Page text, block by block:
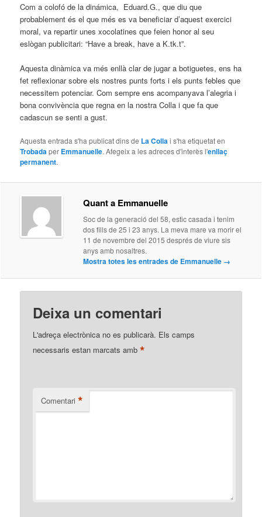
Com a colofó de la dinámica, Eduard.G., que diu que
probablement és el que més es va beneficiar d’aquest exercici
moral, va repartir unes xocolatines que feien honor al seu
eslògan publicitari: “Have a break, have a K.tk.t”.
Aquesta dinàmica va més enllà clar de jugar a botiguetes, ens ha
fet reflexionar sobre els nostres punts forts i els punts febles que
necessitem potenciar. Com sempre ens acompanyava l’alegria i
bona convivència que regna en la nostra Colla i que fa que
cadascun se senti a gust.
Aquesta entrada s'ha publicat dins de La Collai s'ha etiquetat en
Trobadaper Emmanuelle. Afegeix a les adreces d'interès l'enllaç
permanent.
Quant a Emmanuelle
Soc de la generació del 58, estic casada i tenim
dos fills de 25 i 23 anys. La meva mare va morir el
11 de novembre del 2015 després de viure sis
anys amb nosaltres.
Mostra totes les entrades de Emmanuelle →
Deixa un comentari
L'adreça electrònica no es publicarà. Els camps
necessaris estan marcats amb*
Comentari *